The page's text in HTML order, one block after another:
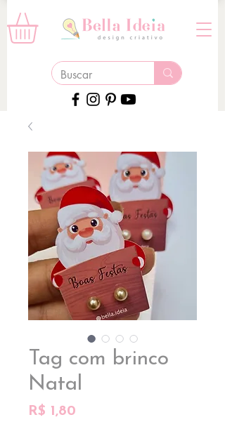
Tag com brinco
Natal
R$ 1,80